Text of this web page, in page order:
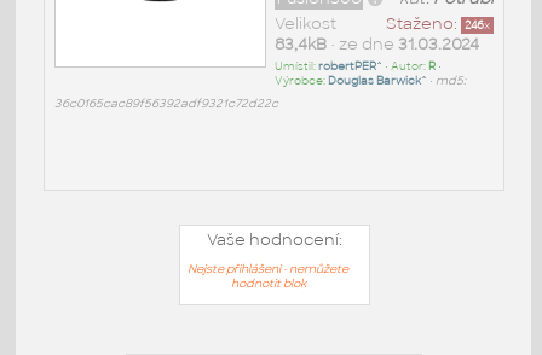
Staženo: 246x
Velikost
83,4kB• ze dne 31.03.2024
Umístil:robertPER^ • Autor: R•
Výrobce: Douglas Barwick^ • md5:
36c0165cac89f56392adf9321c72d22c
Vaše hodnocení:
Nejste přihlášeni - nemůžete
hodnotit blok